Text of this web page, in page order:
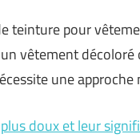
teinture pour
vêtement
une
doux et leur